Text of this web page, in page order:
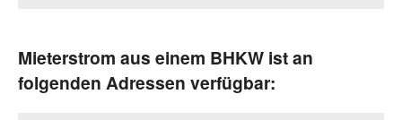
Mieterstrom aus einem BHKW ist an
folgenden Adressen verfügbar: